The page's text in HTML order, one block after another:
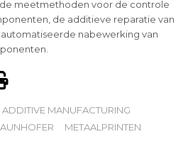
meetmethoden voor de controle
de additieve reparatie van
nabewerking van
ADDITIVE MANUFACTURING
METAALPRINTEN